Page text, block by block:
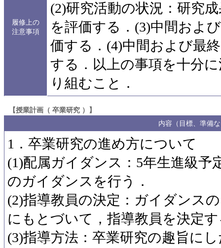
履修上の
注意事項
(2)研究活動の状況：研究
を評価する．(3)中間およ
価する．(4)中間および最
する．以上の事項を十分
り組むこと．
【授業計画（ 卒業研究 ）】
内容（目標、準備
1．卒業研究の進め方について
(1)配属ガイダンス：5年生進級予
のガイダンスを行う．
(2)指導教員の決定：ガイダンス
にもとづいて，指導教員を決定
(3)指導方法：卒業研究の趣旨に